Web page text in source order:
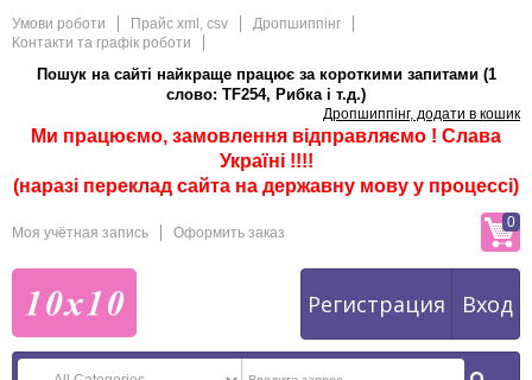
Умови роботи Прайс xml, csv
Дропшиппінг
Контакти та графік роботи
Пошук на сайті найкраще працює за короткими запитами (1
слово: TF254, Рибка і т.д.)
Дропшиппінг, додати в кошик
Ми працюємо, замовлення відправляємо ! Слава
Україні !!!!
(наразі переклад сайта на державну мову у процессі)
Моя учётная запись Оформить заказ
Регистрация Вход
0